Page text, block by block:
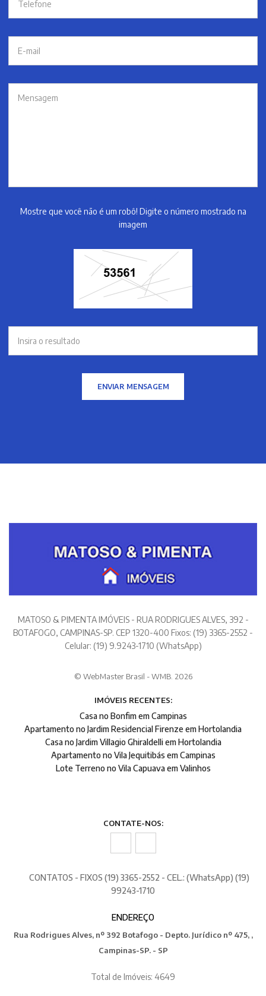
Mostre que você não é um robô! Digite o número mostrado na
imagem
ENVIAR MENSAGEM
MATOSO & PIMENTA IMÓVEIS - RUA RODRIGUES ALVES, 392 -
BOTAFOGO, CAMPINAS-SP. CEP 1320-400 Fixos: (19) 3365-2552 -
Celular: (19) 9.9243-1710 (WhatsApp)
© WebMaster Brasil - WMB. 2026
IMÓVEIS RECENTES:
Casa no Bonfim em Campinas
Apartamento no Jardim Residencial Firenze em Hortolandia
Casa no Jardim Villagio Ghiraldelli em Hortolandia
Apartamento no Vila Jequitibás em Campinas
Lote Terreno no Vila Capuava em Valinhos
CONTATE-NOS:
CONTATOS - FIXOS (19) 3365-2552 - CEL.: (WhatsApp) (19)
99243-1710
ENDEREÇO
Rua Rodrigues Alves, nº 392 Botafogo - Depto. Jurídico nº 475, ,
Campinas-SP. - SP
Total de Imóveis: 4649